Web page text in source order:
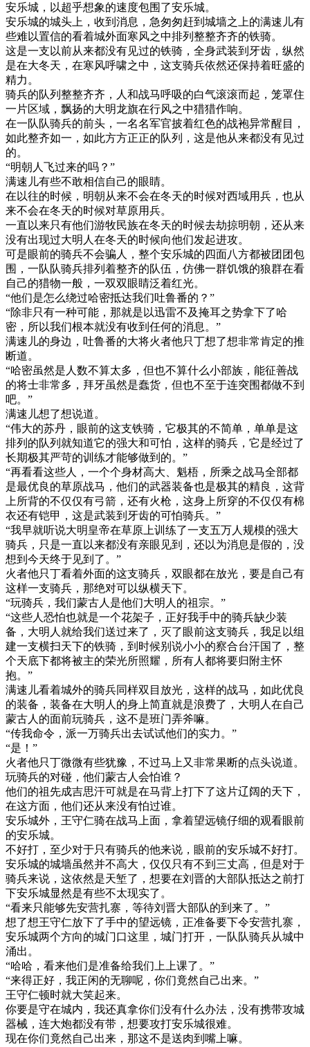
安乐城，以超乎想象的速度包围了安乐城。
安乐城的城头上，收到消息，急匆匆赶到城墙之上的满速儿有
些难以置信的看着城外面寒风之中排列整整齐齐的铁骑。
这是一支以前从来都没有见过的铁骑，全身武装到牙齿，纵然
是在大冬天，在寒风呼啸之中，这支骑兵依然还保持着旺盛的
精力。
骑兵的队列整整齐齐，人和战马呼吸的白气滚滚而起，笼罩住
一片区域，飘扬的大明龙旗在行风之中猎猎作响。
在一队队骑兵的前头，一名名军官披着红色的战袍异常醒目，
如此整齐如一，如此方方正正的队列，这是他从来都没有见过
的。
“明朝人飞过来的吗？”
满速儿有些不敢相信自己的眼睛。
在以往的时候，明朝从来不会在冬天的时候对西域用兵，也从
来不会在冬天的时候对草原用兵。
一直以来只有他们游牧民族在冬天的时候去劫掠明朝，还从来
没有出现过大明人在冬天的时候向他们发起进攻。
可是眼前的骑兵不会骗人，整个安乐城的四面八方都被团团包
围，一队队骑兵排列着整齐的队伍，仿佛一群饥饿的狼群在看
自己的猎物一般，一双双眼睛泛着红光。
“他们是怎么绕过哈密抵达我们吐鲁番的？”
“除非只有一种可能，那就是以迅雷不及掩耳之势拿下了哈
密，所以我们根本就没有收到任何的消息。”
满速儿的身边，吐鲁番的大将火者他只丁想了想非常肯定的推
断道。
“哈密虽然是人数不算太多，但也不算什么小部族，能征善战
的将士非常多，拜牙虽然是蠢货，但也不至于连突围都做不到
吧。”
满速儿想了想说道。
“伟大的苏丹，眼前的这支铁骑，它极其的不简单，单单是这
排列的队列就知道它的强大和可怕，这样的骑兵，它是经过了
长期极其严苛的训练才能够做到的。”
“再看看这些人，一个个身材高大、魁梧，所乘之战马全部都
是最优良的草原战马，他们的武器装备也是极其的精良，这背
上所背的不仅仅有弓箭，还有火枪，这身上所穿的不仅仅有棉
衣还有铠甲，这是武装到牙齿的可怕骑兵。”
“我早就听说大明皇帝在草原上训练了一支五万人规模的强大
骑兵，只是一直以来都没有亲眼见到，还以为消息是假的，没
想到今天终于见到了。”
火者他只丁看着外面的这支骑兵，双眼都在放光，要是自己有
这样一支骑兵，那绝对可以纵横天下。
“玩骑兵，我们蒙古人是他们大明人的祖宗。”
“这些人恐怕也就是一个花架子，正好我手中的骑兵缺少装
备，大明人就给我们送过来了，灭了眼前这支骑兵，我足以组
建一支横扫天下的铁骑，到时候别说小小的察合台汗国了，整
个天底下都将被主的荣光所照耀，所有人都将要归附主怀
抱。”
满速儿看着城外的骑兵同样双目放光，这样的战马，如此优良
的装备，装备在大明人的身上简直就是浪费了，大明人在自己
蒙古人的面前玩骑兵，这不是班门弄斧嘛。
“传我命令，派一万骑兵出去试试他们的实力。”
“是！”
火者他只丁微微有些犹豫，不过马上又非常果断的点头说道。
玩骑兵的对碰，他们蒙古人会怕谁？
他们的祖先成吉思汗可就是在马背上打下了这片辽阔的天下，
在这方面，他们还从来没有怕过谁。
安乐城外，王守仁骑在战马上面，拿着望远镜仔细的观看眼前
的安乐城。
不好打，至少对于只有骑兵的他来说，眼前的安乐城不好打。
安乐城的城墙虽然并不高大，仅仅只有不到三丈高，但是对于
骑兵来说，这依然是天堑了，想要在刘晋的大部队抵达之前打
下安乐城显然是有些不太现实了。
“看来只能够先安营扎寨，等待刘晋大部队的到来了。”
想了想王守仁放下了手中的望远镜，正准备要下令安营扎寨，
安乐城两个方向的城门口这里，城门打开，一队队骑兵从城中
涌出。
“哈哈，看来他们是准备给我们上上课了。”
“来得正好，我正闲的无聊呢，你们竟然自己出来。”
王守仁顿时就大笑起来。
你要是守在城内，我还真拿你们没有什么办法，没有携带攻城
器械，连大炮都没有带，想要攻打安乐城很难。
现在你们竟然自己出来，那这不是送肉到嘴上嘛。